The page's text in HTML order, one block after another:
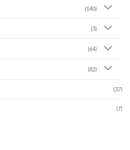
(140)
(3)
(64)
(82)
(37)
(7)